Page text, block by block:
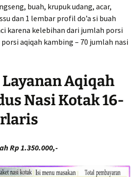
buah, krupuk udang, acar,
dan 1 lembar profil do’a si buah
karena kelebihan dari jumlah porsi
aqiqah kambing – 70 jumlah nasi
Layanan Aqiqah
Nasi Kotak 16-
Rp 1.350.000,-